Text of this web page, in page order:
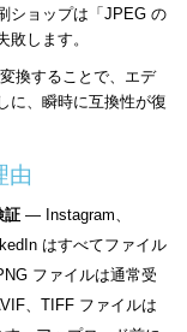
ショップは「JPEG の
します。
換することで、エデ
に、瞬時に互換性が復
由
証 — Instagram、
はすべてファイル
ファイルは通常受
、TIFF ファイルは